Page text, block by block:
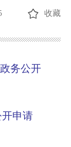
收藏
务公开
申请